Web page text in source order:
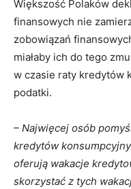
Większość Polaków
finansowych nie
zobowiązań
miałaby ich do tego
w czasie raty kredytów
podatki.
– Najwięcej osób
kredytów
oferują wakacje
skorzystać z tych